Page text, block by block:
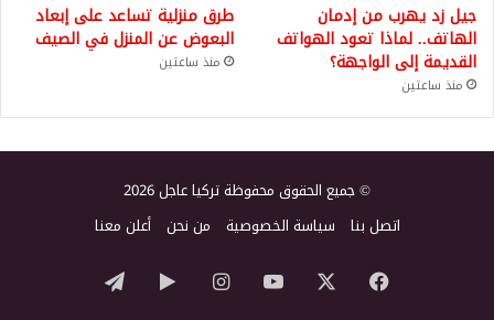
جيل زد يهرب من إدمان
الهاتف.. لماذا تعود الهواتف
القديمة إلى الواجهة؟
منذ ساعتين
طرق منزلية تساعد على إبعاد
البعوض عن المنزل في الصيف
منذ ساعتين
© جميع الحقوق محفوظة تركيا عاجل 2026
اتصل بنا سياسة الخصوصية من نحن أعلن معنا
فيسبوك ‫YouTubeانستقرام‏Googleتيلقرام